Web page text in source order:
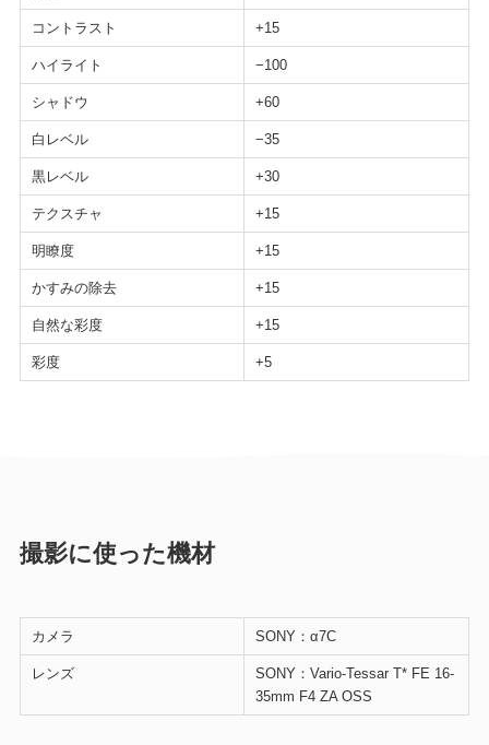
コントラスト +15
ハイライト −100
シャドウ +60
白レベル −35
黒レベル +30
テクスチャ +15
明瞭度 +15
かすみの除去 +15
自然な彩度 +15
彩度 +5
撮影に使った機材
カメラ SONY：α7C
レンズ
SONY：Vario-Tessar T* FE 16-
35mm F4 ZA OSS